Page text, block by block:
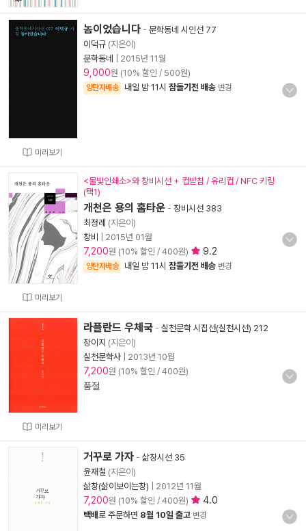
미리보기
놈이었습니다 - 문학동네 시인선 77
이덕규 (지은이)
문학동네
2015년 11월
9,000원 (10% 할인 / 500원)
양탄자배송 내일 밤 11시 잠들기전 배송 변경
미리보기
<물빛인쇄소>와 창비시선 + 컵받침 / 유리컵 / NFC 키링
(택1)
개천은 용의 홈타운 - 창비시선 383
최정례 (지은이)
창비
2015년 01월
7,200원 (10% 할인 / 400원) 9.2
양탄자배송 내일 밤 11시 잠들기전 배송 변경
미리보기
라플란드 우체국 - 실천문학 시집선(실천시선) 212
장이지 (지은이)
실천문학사
2013년 10월
7,200원 (10% 할인 / 400원)
품절
거꾸로 가자 - 삶창시선 35
윤재철 (지은이)
삶창(삶이보이는창)
2012년 11월
7,200원 (10% 할인 / 400원) 4.0
택배로 주문하면 8월 10일 출고 변경